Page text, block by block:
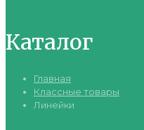
Каталог
Главная
Классные товары
Линейки